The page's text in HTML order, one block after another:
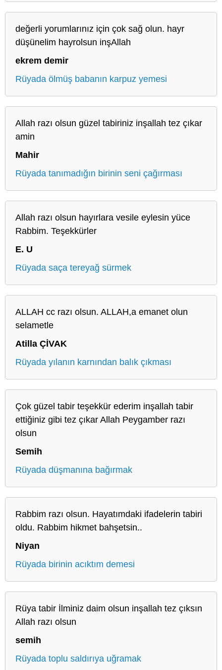
değerli yorumlarınız için çok sağ olun. hayr
düşünelim hayrolsun inşAllah
ekrem demir
Rüyada ölmüş babanın karpuz yemesi
Allah razı olsun güzel tabiriniz inşallah tez çıkar
amin
Mahir
Rüyada tanımadığın birinin seni çağırması
Allah razı olsun hayırlara vesile eylesin yüce
Rabbim. Teşekkürler
E. U
Rüyada saça tereyağ sürmek
ALLAH cc razı olsun. ALLAH,a emanet olun
selametle
Atilla ÇİVAK
Rüyada yılanın karnından balık çıkması
Çok güzel tabir teşekkür ederim inşallah tabir
ettiğiniz gibi tez çıkar Allah Peygamber razı
olsun
Semih
Rüyada düşmanına bağırmak
Rabbim razı olsun. Hayatımdaki ifadelerin tabiri
oldu. Rabbim hikmet bahşetsin..
Niyan
Rüyada birinin acıktım demesi
Rüya tabir İlminiz daim olsun inşallah tez çıksın
Allah razı olsun
semih
Rüyada toplu saldırıya uğramak